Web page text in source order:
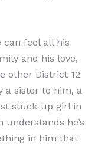
can feel all his
and his love,
other District 12
a sister to him, a
stuck-up girl in
understands he’s
in him that